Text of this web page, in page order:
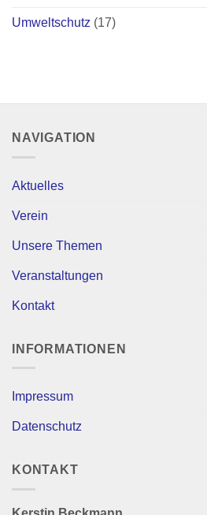
Umweltschutz (17)
NAVIGATION
Aktuelles
Verein
Unsere Themen
Veranstaltungen
Kontakt
INFORMATIONEN
Impressum
Datenschutz
KONTAKT